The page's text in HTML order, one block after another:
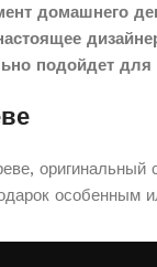
домашнего
подойдет
особенным